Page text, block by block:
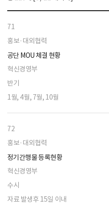
택
71
홍보·대외협력
공단 MOU 체결 현황
혁신경영부
반기
1월, 4월, 7월, 10월
72
홍보·대외협력
정기간행물 등록현황
혁신경영부
수시
자료 발생후 15일 이내